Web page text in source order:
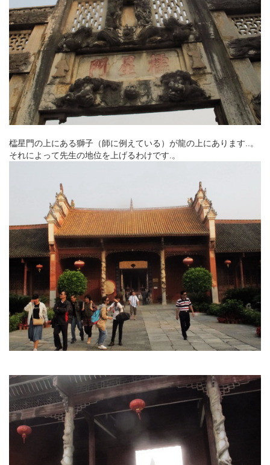
櫺星門の上にある獅子（師に例えている）が龍の上にあります..。
それによって先生の地位を上げるわけです.。